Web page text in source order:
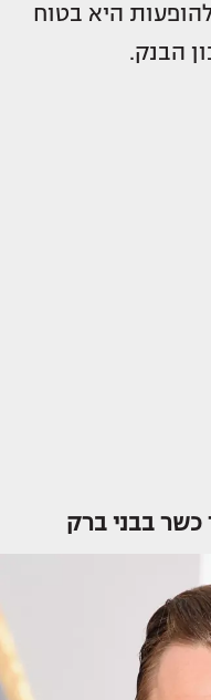
היא בטוח
הבנק.
כשר בבני ברק